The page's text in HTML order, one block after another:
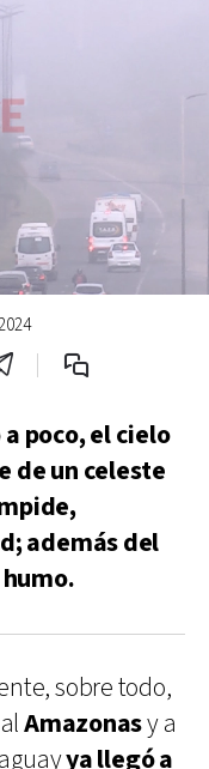
poco, el cielo
de un celeste
además del
sobre todo,
Amazonasy a
ya llegó a